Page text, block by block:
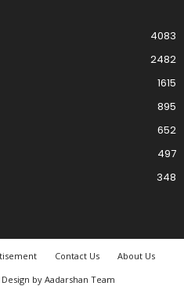
4083
2482
1615
895
652
497
348
Contact Us
About Us
Design by Aadarshan Team